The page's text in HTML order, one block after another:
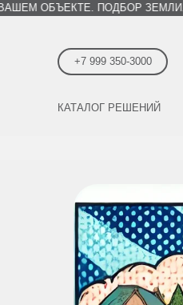
ПОДБОР ЗЕМЛИ.
КАТАЛОГ РЕШЕНИЙ
+7 999 350-3000